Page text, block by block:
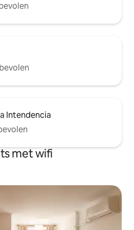
Intendencia
met wifi